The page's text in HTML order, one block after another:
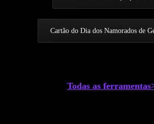
Cartão do Dia dos Namorados de
Todas as